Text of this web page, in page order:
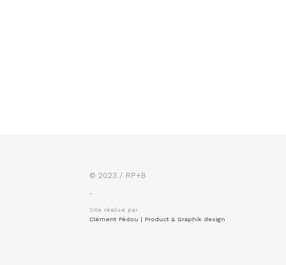
© 2023 / RP+B
-
Site réalisé par
Clément Fédou | Product & Graphik design